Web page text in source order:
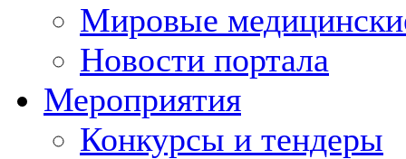
Мировые
Новости портала
Мероприятия
Конкурсы и тендеры